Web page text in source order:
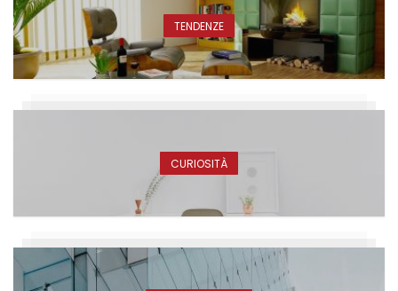
TENDENZE
CURIOSITÀ